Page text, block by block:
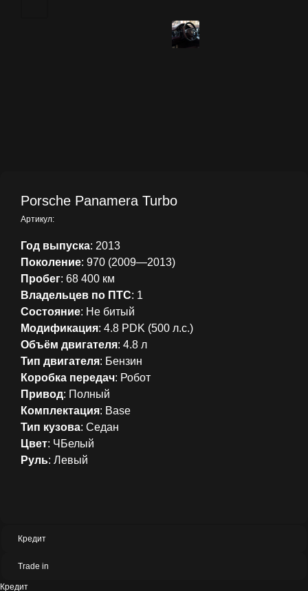
Porsche Panamera Turbo
Артикул:
Год выпуска: 2013
Поколение: 970 (2009—2013)
Пробег: 68 400 км
Владельцев по ПТС: 1
Состояние: Не битый
Модификация: 4.8 PDK (500 л.с.)
Объём двигателя: 4.8 л
Тип двигателя: Бензин
Коробка передач: Робот
Привод: Полный
Комплектация: Base
Тип кузова: Седан
Цвет: ЧБелый
Руль: Левый
Кредит
Trade in
Кредит